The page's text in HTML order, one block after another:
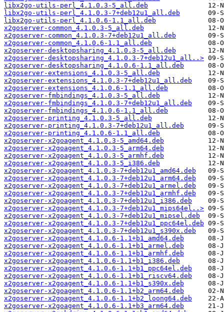
libx2go-utils-perl_4.1.0.3-5_all.deb
libx2go-utils-perl_4.1.0.3-7+deb12u1_all.deb
libx2go-utils-perl_4.1.0.6-1.1_all.deb
x2goserver-common_4.1.0.3-5_all.deb
x2goserver-common_4.1.0.3-7+deb12u1_all.deb
x2goserver-common_4.1.0.6-1.1_all.deb
x2goserver-desktopsharing_4.1.0.3-5_all.deb
x2goserver-desktopsharing_4.1.0.3-7+deb12u1_all..>
x2goserver-desktopsharing_4.1.0.6-1.1_all.deb
x2goserver-extensions_4.1.0.3-5_all.deb
x2goserver-extensions_4.1.0.3-7+deb12u1_all.deb
x2goserver-extensions_4.1.0.6-1.1_all.deb
x2goserver-fmbindings_4.1.0.3-5_all.deb
x2goserver-fmbindings_4.1.0.3-7+deb12u1_all.deb
x2goserver-fmbindings_4.1.0.6-1.1_all.deb
x2goserver-printing_4.1.0.3-5_all.deb
x2goserver-printing_4.1.0.3-7+deb12u1_all.deb
x2goserver-printing_4.1.0.6-1.1_all.deb
x2goserver-x2goagent_4.1.0.3-5_amd64.deb
x2goserver-x2goagent_4.1.0.3-5_arm64.deb
x2goserver-x2goagent_4.1.0.3-5_armhf.deb
x2goserver-x2goagent_4.1.0.3-5_i386.deb
x2goserver-x2goagent_4.1.0.3-7+deb12u1_amd64.deb
x2goserver-x2goagent_4.1.0.3-7+deb12u1_arm64.deb
x2goserver-x2goagent_4.1.0.3-7+deb12u1_armel.deb
x2goserver-x2goagent_4.1.0.3-7+deb12u1_armhf.deb
x2goserver-x2goagent_4.1.0.3-7+deb12u1_i386.deb
x2goserver-x2goagent_4.1.0.3-7+deb12u1_mips64el..>
x2goserver-x2goagent_4.1.0.3-7+deb12u1_mipsel.deb
x2goserver-x2goagent_4.1.0.3-7+deb12u1_ppc64el.deb
x2goserver-x2goagent_4.1.0.3-7+deb12u1_s390x.deb
x2goserver-x2goagent_4.1.0.6-1.1+b1_amd64.deb
x2goserver-x2goagent_4.1.0.6-1.1+b1_armel.deb
x2goserver-x2goagent_4.1.0.6-1.1+b1_armhf.deb
x2goserver-x2goagent_4.1.0.6-1.1+b1_i386.deb
x2goserver-x2goagent_4.1.0.6-1.1+b1_ppc64el.deb
x2goserver-x2goagent_4.1.0.6-1.1+b1_riscv64.deb
x2goserver-x2goagent_4.1.0.6-1.1+b1_s390x.deb
x2goserver-x2goagent_4.1.0.6-1.1+b2_arm64.deb
x2goserver-x2goagent_4.1.0.6-1.1+b2_loong64.deb
x2goserver-x2goagent_4.1.0.6-1.1+b3_arm64.deb